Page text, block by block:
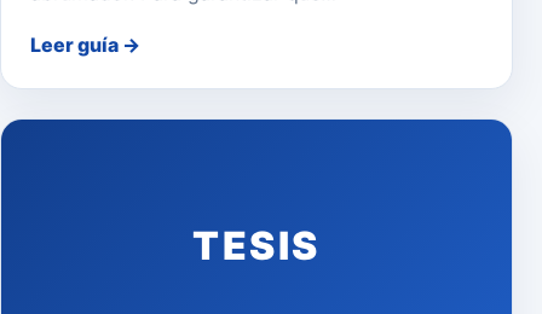
Leer guía →
TESIS